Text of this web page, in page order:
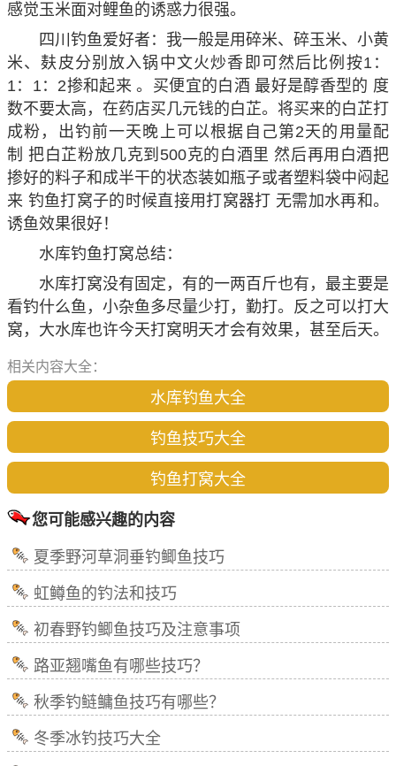
感觉玉米面对鲤鱼的诱惑力很强。
四川钓鱼爱好者：我一般是用碎米、碎玉米、小黄
米、麸皮分别放入锅中文火炒香即可然后比例按1：
1：1：2掺和起来 。买便宜的白酒 最好是醇香型的 度
数不要太高，在药店买几元钱的白芷。将买来的白芷打
成粉，出钓前一天晚上可以根据自己第2天的用量配
制 把白芷粉放几克到500克的白酒里 然后再用白酒把
掺好的料子和成半干的状态装如瓶子或者塑料袋中闷起
来 钓鱼打窝子的时候直接用打窝器打 无需加水再和。
诱鱼效果很好！
水库钓鱼打窝总结：
水库打窝没有固定，有的一两百斤也有，最主要是
看钓什么鱼，小杂鱼多尽量少打，勤打。反之可以打大
窝，大水库也许今天打窝明天才会有效果，甚至后天。
相关内容大全：
水库钓鱼大全
钓鱼技巧大全
钓鱼打窝大全
您可能感兴趣的内容
夏季野河草洞垂钓鲫鱼技巧
虹鳟鱼的钓法和技巧
初春野钓鲫鱼技巧及注意事项
路亚翘嘴鱼有哪些技巧？
秋季钓鲢鳙鱼技巧有哪些？
冬季冰钓技巧大全